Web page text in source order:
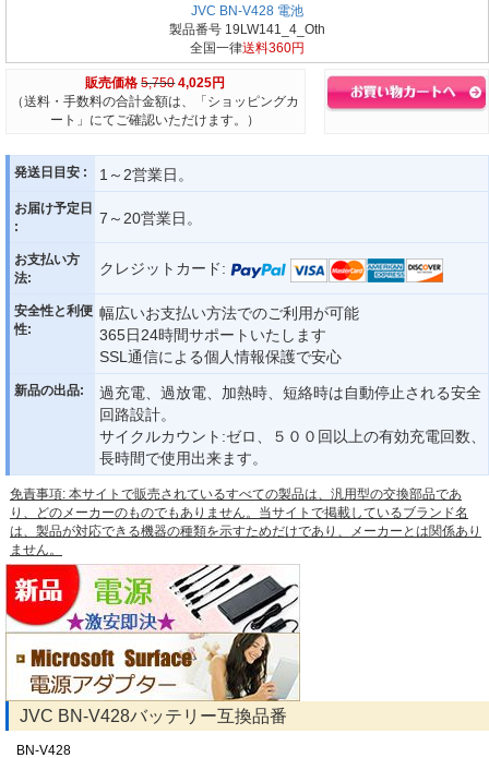
JVC BN-V428 電池
製品番号 19LW141_4_Oth
全国一律送料360円
販売価格 5,750 4,025円
（送料・手数料の合計金額は、「ショッピングカ
ート」にてご確認いただけます。）
発送日目安 : 1～2営業日。
お届け予定日
:
7～20営業日。
お支払い方
法:
クレジットカード:
安全性と利便
性:
幅広いお支払い方法でのご利用が可能
365日24時間サポートいたします
SSL通信による個人情報保護で安心
新品の出品:
過充電、過放電、加熱時、短絡時は自動停止される安全
回路設計。
サイクルカウント:ゼロ、５００回以上の有効充電回数、
長時間で使用出来ます。
免責事項: 本サイトで販売されているすべての製品は、汎用型の交換部品であ
り、どのメーカーのものでもありません。当サイトで掲載しているブランド名
は、製品が対応できる機器の種類を示すためだけであり、メーカーとは関係あり
ません。
JVC BN-V428バッテリー互換品番
BN-V428